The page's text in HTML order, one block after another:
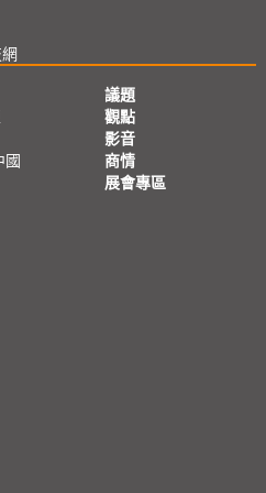
國
議題
觀點
影音
商情
展會專區